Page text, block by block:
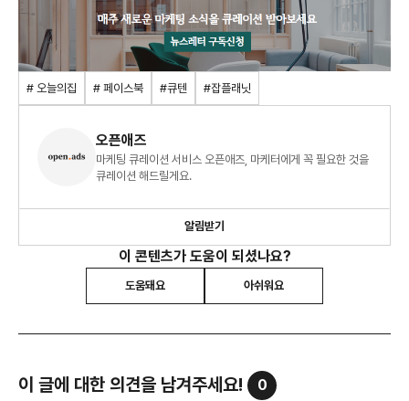
# 오늘의집 # 페이스북 #큐텐 #잡플래닛
오픈애즈
마케팅 큐레이션 서비스 오픈애즈, 마케터에게 꼭 필요한 것을
큐레이션 해드릴게요.
알림받기
이 콘텐츠가 도움이 되셨나요?
도움돼요 아쉬워요
이 글에 대한 의견을 남겨주세요! 0